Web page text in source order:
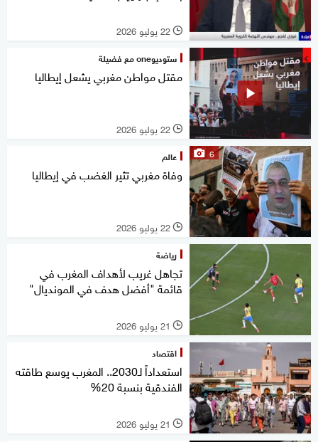
l 22 يوليو 2026
ستوديوone مع فضيلة
مقتل مواطن مغربي يشعل إيطاليا
l 22 يوليو 2026
6 عالم
وفاة مغربي تثير الغضب في إيطاليا
l 22 يوليو 2026
رياضة
تجاهل غريب لأهداف المغرب في
قائمة "أفضل هدف في المونديال"
l 21 يوليو 2026
اقتصاد
استعداداً لـ2030.. المغرب يوسع طاقته
الفندقية بنسبة 20%
l 21 يوليو 2026